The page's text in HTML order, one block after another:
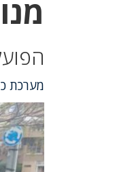
הפועל בן 27 נפצע במהלך
מערכת